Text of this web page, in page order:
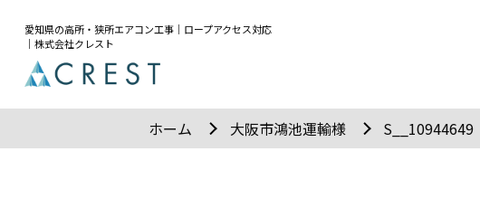
愛知県の高所・狭所エアコン工事｜ロープアクセス対応
｜株式会社クレスト
ホーム 大阪市鴻池運輸様 S__10944649